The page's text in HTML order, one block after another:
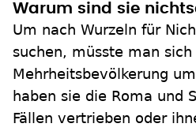
Warum sind sie
Um nach Wurzeln für
suchen, müsste man
Mehrheitsbevölkerung
haben sie die Roma und
Fällen vertrieben oder